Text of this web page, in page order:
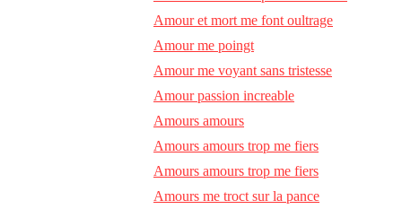
Amour et mort me font oultrage
Amour me poingt
Amour me voyant sans tristesse
Amour passion increable
Amours amours
Amours amours trop me fiers
Amours amours trop me fiers
Amours me troct sur la pance